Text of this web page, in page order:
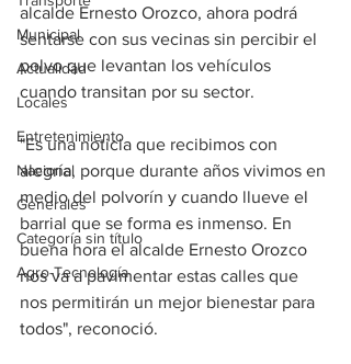
Municipal
Actualidad
Locales
Entretenimiento
Nacional
Generales
Categoría sin título
Agro-Tecnología
alcalde Ernesto Orozco, ahora podrá
sentarse con sus vecinas sin percibir el
polvo que levantan los vehículos
cuando transitan por su sector.
"Es una noticia que recibimos con
alegría, porque durante años vivimos en
medio del polvorín y cuando llueve el
barrial que se forma es inmenso. En
buena hora el alcalde Ernesto Orozco
nos va a pavimentar estas calles que
nos permitirán un mejor bienestar para
todos", reconoció.